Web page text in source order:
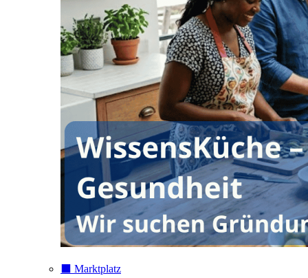
⬛️ Marktplatz